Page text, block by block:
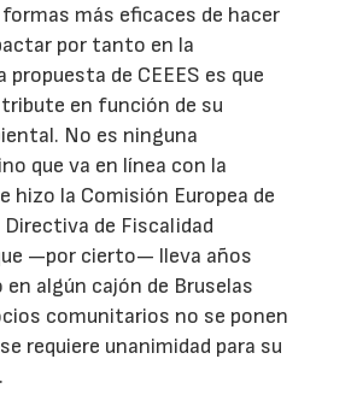
formas más eficaces de hacer
por tanto en la
propuesta de CEEES es que
en función de su
No es ninguna
que va en línea con la
hizo la Comisión Europea de
de Fiscalidad
—por cierto— lleva años
en algún cajón de Bruselas
comunitarios no se ponen
requiere unanimidad para su